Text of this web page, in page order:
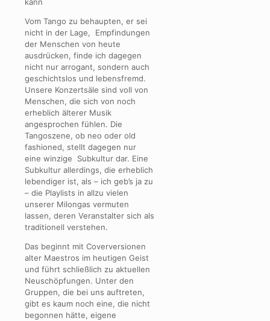
Vom Tango zu behaupten, er sei
nicht in der Lage, Empfindungen
der Menschen von heute
ausdrücken, finde ich dagegen
nicht nur arrogant, sondern auch
geschichtslos und lebensfremd.
Unsere Konzertsäle sind voll von
Menschen, die sich von noch
erheblich älterer Musik
angesprochen fühlen. Die
Tangoszene, ob neo oder old
fashioned, stellt dagegen nur
eine winzige Subkultur dar. Eine
Subkultur allerdings, die erheblich
lebendiger ist, als – ich geb’s ja zu
– die Playlists in allzu vielen
unserer Milongas vermuten
lassen, deren Veranstalter sich als
traditionell verstehen.
Das beginnt mit Coverversionen
alter Maestros im heutigen Geist
und führt schließlich zu aktuellen
Neuschöpfungen. Unter den
Gruppen, die bei uns auftreten,
gibt es kaum noch eine, die nicht
begonnen hätte, eigene